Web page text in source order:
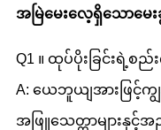
အမြဲမေးလေ့ရှိသောမေးခွ
Q1 ။ ထုပ်ပိုးခြင်းရဲ့စ
A: ယေဘူယျအားဖြင့်က
အဖြူသေတ္တာများနှင့်